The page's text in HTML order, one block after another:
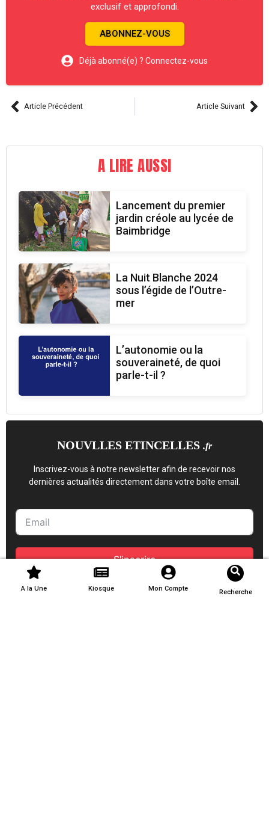
exclusif et approfondi.
ABONNEZ-VOUS
Déjà abonné(e) ? Connectez-vous
Article Précédent Article Suivant
A LIRE AUSSI
Lancement du premier
jardin créole au lycée de
Baimbridge
La Nuit Blanche 2024
sous l’égide de l’Outre-
mer
L’autonomie ou la
souveraineté, de quoi
parle-t-il ?
NOUVLLES ETINCELLES .fr
Inscrivez-vous à notre newsletter afin de recevoir nos
dernières actualités directement dans votre boîte email.
S'inscrire
A la Une Kiosque Mon Compte Recherche